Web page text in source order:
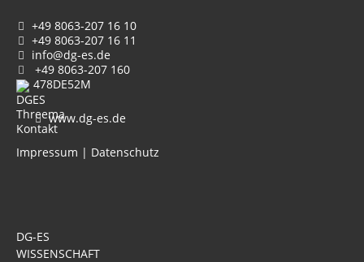
+49 8063-207 16 10
+49 8063-207 16 11
info@dg-es.de
+49 8063-207 160
478DE52M
www.dg-es.de
Impressum | Datenschutz
DG-ES
WISSENSCHAFT